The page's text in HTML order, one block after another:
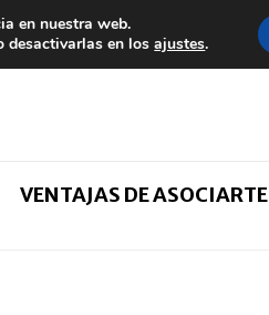
VENTAJAS DE ASOCIARTE
en nuestra web.
desactivarlas en losajustes.